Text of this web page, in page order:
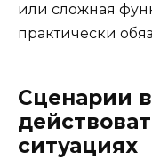
или сложная
практически
Сценарии
ситуациях